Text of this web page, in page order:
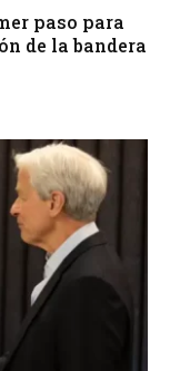
paso para
de la bandera